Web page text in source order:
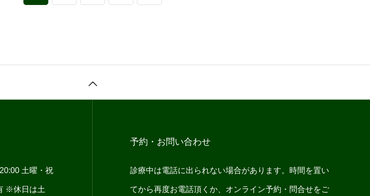
土曜・祝
※休日は土
予約・お問い合わせ
診療中は電話に出られない場合があります。時間を置い
てから再度お電話頂くか、オンライン予約・問合せをご